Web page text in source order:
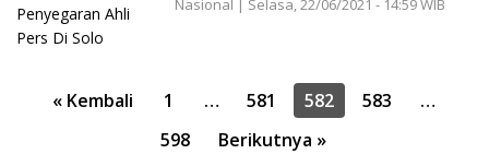
Nasional Selasa, 22/06/2021 - 14:59 WIB
Paginasi
« Kembali 1 … 581 582 583
…
598
Berikutnya »